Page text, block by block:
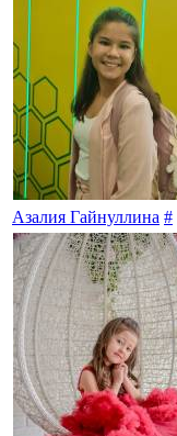
Азалия Гайнуллина #